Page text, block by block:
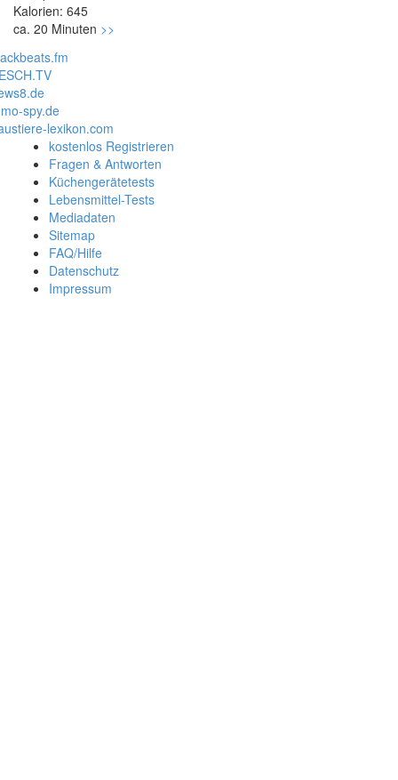
Kalorien: 645
ca. 20 Minuten >>
spy.de
lexikon.com
kostenlos Registrieren
Fragen & Antworten
Küchengerätetests
Lebensmittel-Tests
Mediadaten
Sitemap
FAQ/Hilfe
Datenschutz
Impressum